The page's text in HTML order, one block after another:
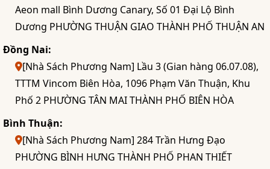
Aeon mall Bình Dương Canary, Số 01 Đại Lộ Bình
Dương PHƯỜNG THUẬN GIAO THÀNH PHỐ THUẬN AN
Đồng Nai:
[Nhà Sách Phương Nam] Lầu 3 (Gian hàng 06.07.08),
TTTM Vincom Biên Hòa, 1096 Phạm Văn Thuận, Khu
Phố 2 PHƯỜNG TÂN MAI THÀNH PHỐ BIÊN HÒA
Bình Thuận:
[Nhà Sách Phương Nam] 284 Trần Hưng Đạo
PHƯỜNG BÌNH HƯNG THÀNH PHỐ PHAN THIẾT